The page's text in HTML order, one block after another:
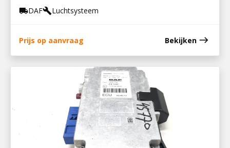
local_shippingDAFbuildLuchtsysteem
Prijs op aanvraag Bekijken east